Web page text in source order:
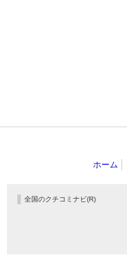
ホーム
全国のクチコミナビ(R)